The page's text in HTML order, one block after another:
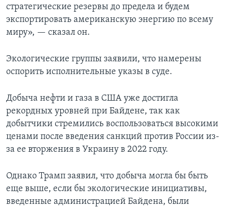
стратегические резервы до предела и будем
экспортировать американскую энергию по всему
миру», — сказал он.
Экологические группы заявили, что намерены
оспорить исполнительные указы в суде.
Добыча нефти и газа в США уже достигла
рекордных уровней при Байдене, так как
добытчики стремились воспользоваться высокими
ценами после введения санкций против России из-
за ее вторжения в Украину в 2022 году.
Однако Трамп заявил, что добыча могла бы быть
еще выше, если бы экологические инициативы,
введенные администрацией Байдена, были